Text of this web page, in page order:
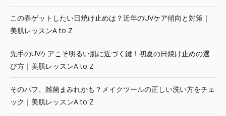
この春ゲットしたい日焼け止めは？近年のUVケア傾向と対策｜
美肌レッスンA to Z
先手のUVケアこそ明るい肌に近づく鍵！初夏の日焼け止めの選
び方｜美肌レッスンA to Z
そのパフ、雑菌まみれかも？メイクツールの正しい洗い方をチェ
ック｜美肌レッスンA to Z